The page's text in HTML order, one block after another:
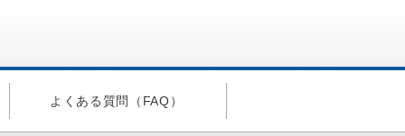
よくある質問（FAQ）